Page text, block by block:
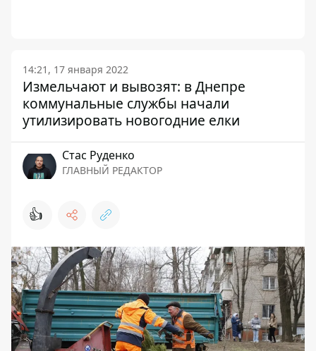
14:21, 17 января 2022
Измельчают и вывозят: в Днепре
коммунальные службы начали
утилизировать новогодние елки
Стаc Руденко
ГЛАВНЫЙ РЕДАКТОР
👍